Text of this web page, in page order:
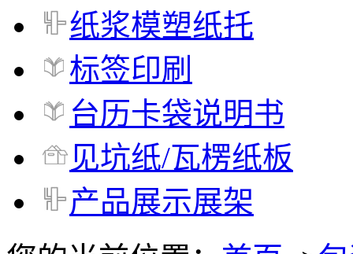
纸浆模塑纸托
标签印刷
台历卡袋说明书
见坑纸/瓦楞纸板
产品展示展架